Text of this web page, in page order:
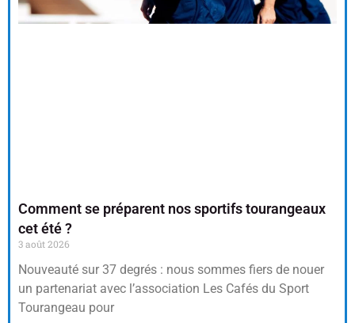
grand
Comment se préparent nos sportifs tourangeaux
cet été ?
3 août 2026
Nouveauté sur 37 degrés : nous sommes fiers de nouer
un partenariat avec l’association Les Cafés du Sport
Tourangeau pour